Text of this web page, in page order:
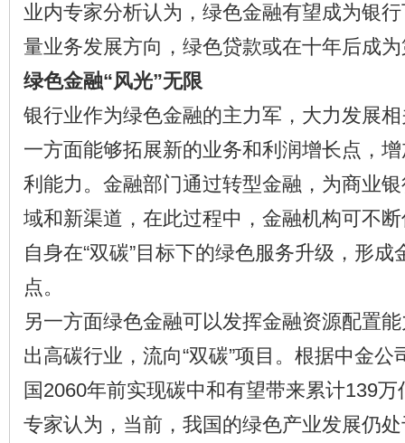
业内专家分析认为，绿色金融有望成为银
量业务发展方向，绿色贷款或在十年后成
绿色金融“风光”无限
银行业作为绿色金融的主力军，大力发展
一方面能够拓展新的业务和利润增长点，
利能力。金融部门通过转型金融，为商业
域和新渠道，在此过程中，金融机构可不
自身在“双碳”目标下的绿色服务升级，形
点。
另一方面绿色金融可以发挥金融资源配置
出高碳行业，流向“双碳”项目。根据中金
国2060年前实现碳中和有望带来累计139
专家认为，当前，我国的绿色产业发展仍